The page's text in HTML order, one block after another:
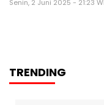
Senin, 2 Juni 2025 - 21:23
TRENDING